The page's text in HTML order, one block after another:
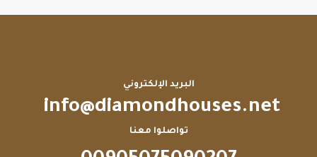
البريد الإلكتروني
info@diamondhouses.net
تواصلوا معنا